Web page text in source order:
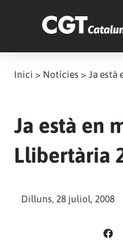
Inici > Notícies > Ja està
Ja està en
Llibertària
Dilluns, 28 juliol, 2008